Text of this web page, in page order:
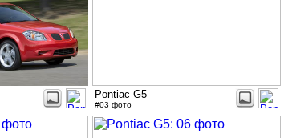
Pontiac G5
#03 фото